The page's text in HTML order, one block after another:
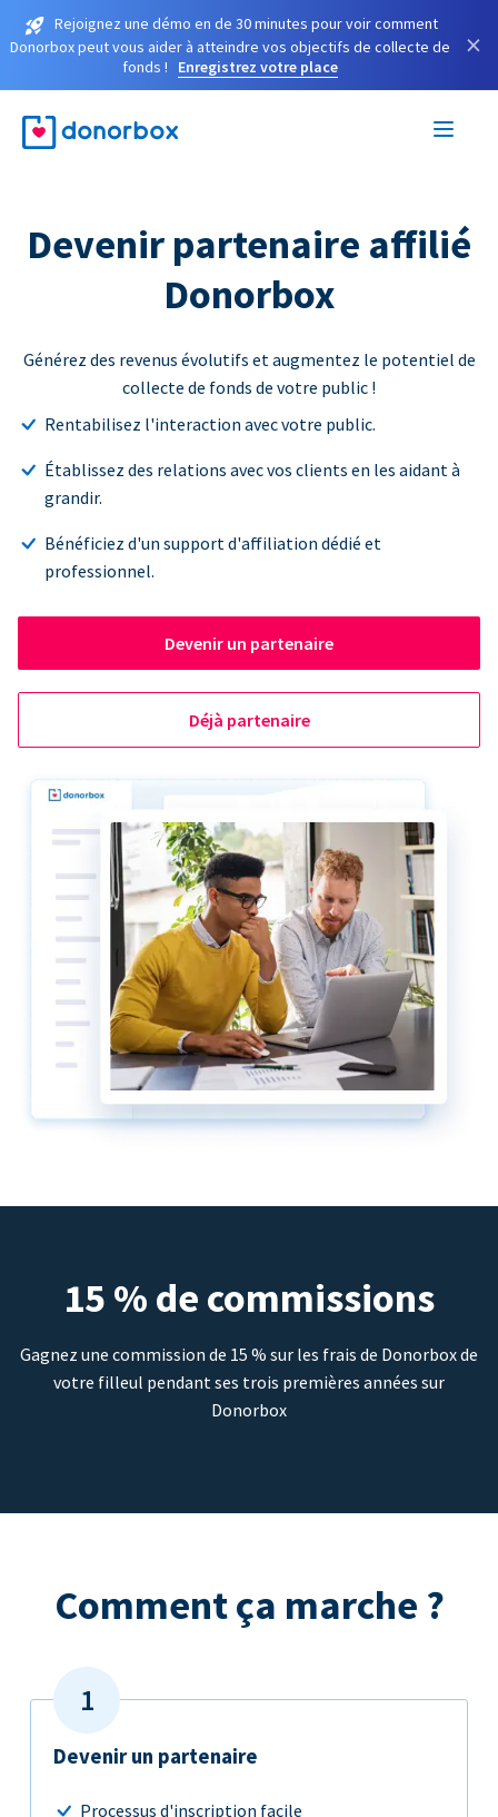
Rejoignez une démo en de 30 minutes pour voir comment
Donorbox peut vous aider à atteindre vos objectifs de collecte de
fonds !
Enregistrez votre place
×
Devenir partenaire affilié
Donorbox
Générez des revenus évolutifs et augmentez le potentiel de
collecte de fonds de votre public !
Rentabilisez l'interaction avec votre public.
Établissez des relations avec vos clients en les aidant à
grandir.
Bénéficiez d'un support d'affiliation dédié et
professionnel.
Devenir un partenaire
Déjà partenaire
15 % de commissions
Gagnez une commission de 15 % sur les frais de Donorbox de
votre filleul pendant ses trois premières années sur
Donorbox
Comment ça marche ?
Devenir un partenaire
Processus d'inscription facile